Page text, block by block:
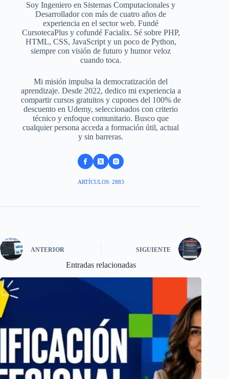
Soy Ingeniero en Sistemas Computacionales y
Desarrollador con más de cuatro años de
experiencia en el sector web. Fundé
CursotecaPlus y cofundé Facialix. Sé sobre PHP,
HTML, CSS, JavaScript y un poco de Python,
siempre con visión de futuro y humor veloz
cuando toca.
Mi misión impulsa la democratización del
aprendizaje. Desde 2022, dedico mi experiencia a
compartir cursos gratuitos y cupones del 100% de
descuento en Udemy, seleccionados con criterio
técnico y enfoque comunitario. Busco que
cualquier persona acceda a formación útil, actual
y sin barreras.
ARTÍCULOS: 2883
ANTERIOR SIGUIENTE
Entradas relacionadas